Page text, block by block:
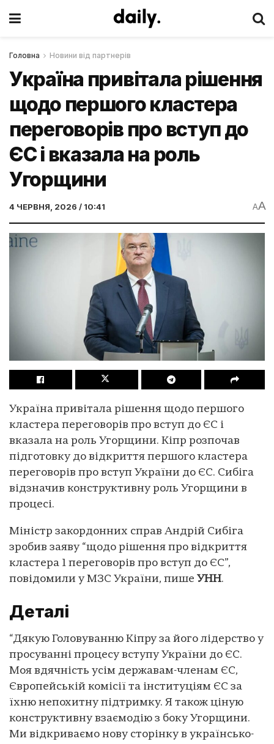
Головна Новини від партнерів
Україна привітала рішення
щодо першого кластера
переговорів про вступ до
ЄС і вказала на роль
Угорщини
4 ЧЕРВНЯ, 2026 / 10:41 AA
Україна привітала рішення щодо першого
кластера переговорів про вступ до ЄС і
вказала на роль Угорщини. Кіпр розпочав
підготовку до відкриття першого кластера
переговорів про вступ України до ЄС. Сибіга
відзначив конструктивну роль Угорщини в
процесі.
Міністр закордонних справ Андрій Сибіга
зробив заяву “щодо рішення про відкриття
кластера 1 переговорів про вступ до ЄС”,
повідомили у МЗС України, пише УНН.
Деталі
“Дякую Головуванню Кіпру за його лідерство у
просуванні процесу вступу України до ЄС.
Моя вдячність усім державам-членам ЄС,
Європейській комісії та інституціям ЄС за
їхню непохитну підтримку. Я також ціную
конструктивну взаємодію з боку Угорщини.
Ми відкриваємо нову сторінку в українсько-